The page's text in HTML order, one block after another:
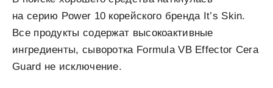
на серию Power 10 корейского бренда It’s Skin.
Все продукты содержат высокоактивные
ингредиенты, сыворотка Formula VB Effector Cera
Guard не исключение.